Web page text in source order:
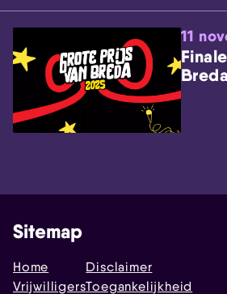
11
Sitemap
Home
Vrijwilligers
Disclaimer
Toegankelijkheid